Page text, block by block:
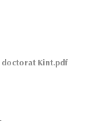
doctorat Kint.pdf